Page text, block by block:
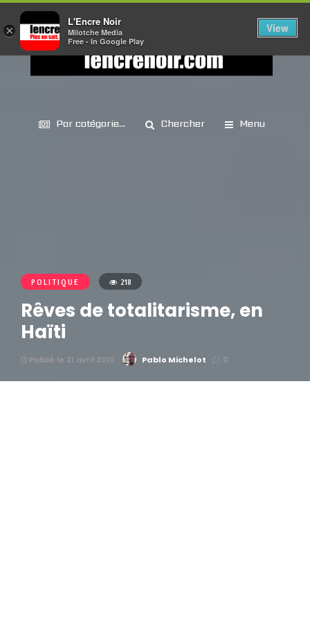
Par catégorie... Chercher Menu
POLITIQUE 218
Rêves de totalitarisme, en
Haïti
Publié le 21 avril 2010 Pablo Michelot 0
×
L'Encre Noir
Milotche Media
Free - In Google Play
View